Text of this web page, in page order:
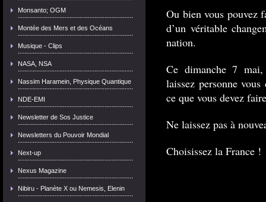
Monsanto; OGM
Montée des Mers et des Océans
Musique - Clips
NASA, NSA
Nassim Haramein, Physique Quantique
NDE-EMI
Newsletter de Sos Justice
Newsletters du Pouvoir Mondial
Next-up
Nexus Magazine
Nibiru - Planète X ou Nemesis, Elenin
Ou bien vous pouvez
d’un véritable
nation.
Ce dimanche 7
laissez personne
ce que vous devez
Ne laissez pas à
Choisissez la France !